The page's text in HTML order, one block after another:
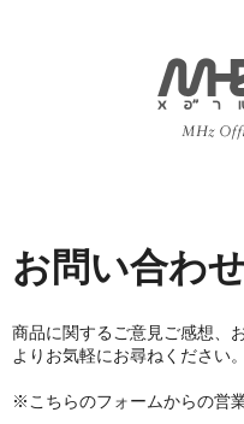
お問い合わ
商品に関するご意見ご感想、
よりお気軽にお尋ねください。
※こちらのフォームからの営